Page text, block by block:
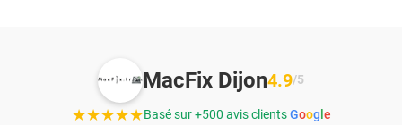
MacFix Dijon4.9/5
★★★★★Basé sur +500 avis clientsGoogle